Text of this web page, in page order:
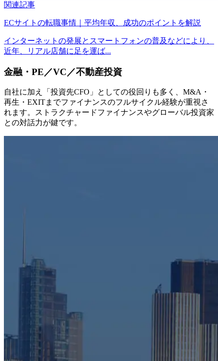
関連記事
ECサイトの転職事情｜平均年収、成功のポイントを解説
インターネットの発展とスマートフォンの普及などにより、
近年、リアル店舗に足を運ば...
金融・PE／VC／不動産投資
自社に加え「投資先CFO」としての役回りも多く、M&A・
再生・EXITまでファイナンスのフルサイクル経験が重視さ
れます。ストラクチャードファイナンスやグローバル投資家
との対話力が鍵です。